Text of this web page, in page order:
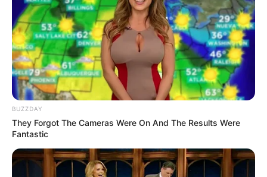
ดูดวง
วันที่ 1 ส.ค. 2569 วันคล้ายวันสำเร็จ
มรรคผลพระโพธิสัตว์กวนอิม
สีมงคล
เว็บไซต์นี้ใช้คุกกี้
เพื่อการนำเสนอเนื้อหาที่ดี รวมถึงการจัดการข้อมูลส่วนบุคคล เพื่อให้คุณได้รับ
ประสบการณ์ที่ดีบนบริการของเว็บไซต์เรา หากคุณใช้บริการเว็บไซต์นี้ต่อไปโดย
ไม่มีการปรับตั้งค่าใดๆนั้น แสดงว่าคุณยอมรับนโยบายคุกกี้และนโยบายส่วน
บุคคลของเรา
ยอมรับ เรียนรู้เพิ่มเติม
BUZZDAY
They Forgot The Cameras Were On And The Results Were
Fantastic